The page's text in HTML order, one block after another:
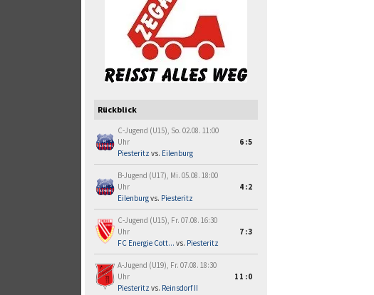
Rückblick
C-Jugend (U15), So. 02.08. 11:00
Uhr
Piesteritz vs. Eilenburg
6:5
B-Jugend (U17), Mi. 05.08. 18:00
Uhr
Eilenburgvs. Piesteritz
4:2
C-Jugend (U15), Fr. 07.08. 16:30
Uhr
FC Energie Cott... vs. Piesteritz
7:3
A-Jugend (U19), Fr. 07.08. 18:30
Uhr
Piesteritz vs. Reinsdorf II
11:0